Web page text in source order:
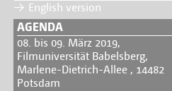
English version
AGENDA
08. bis 09. März 2019,
Filmuniversität Babelsberg,
Marlene-Dietrich-Allee , 14482
Potsdam